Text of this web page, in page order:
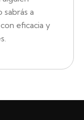
a
eficacia y